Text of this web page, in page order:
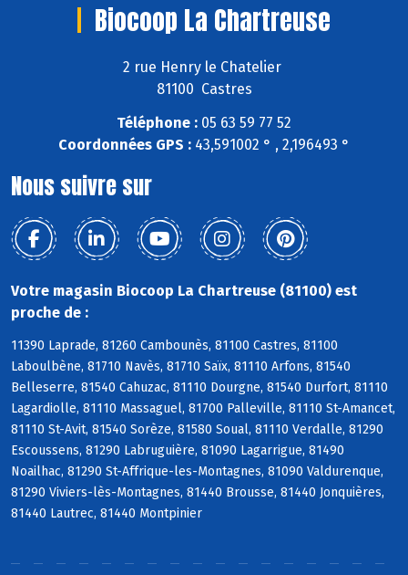
Biocoop La Chartreuse
2 rue Henry le Chatelier
81100 Castres
Téléphone : 05 63 59 77 52
Coordonnées GPS : 43,591002 ° , 2,196493 °
Nous suivre sur
Votre magasin Biocoop La Chartreuse (81100) est
proche de :
11390 Laprade, 81260 Cambounès, 81100 Castres, 81100
Laboulbène, 81710 Navès, 81710 Saïx, 81110 Arfons, 81540
Belleserre, 81540 Cahuzac, 81110 Dourgne, 81540 Durfort, 81110
Lagardiolle, 81110 Massaguel, 81700 Palleville, 81110 St-Amancet,
81110 St-Avit, 81540 Sorèze, 81580 Soual, 81110 Verdalle, 81290
Escoussens, 81290 Labruguière, 81090 Lagarrigue, 81490
Noailhac, 81290 St-Affrique-les-Montagnes, 81090 Valdurenque,
81290 Viviers-lès-Montagnes, 81440 Brousse, 81440 Jonquières,
81440 Lautrec, 81440 Montpinier